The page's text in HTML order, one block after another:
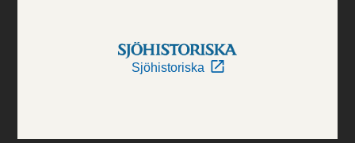
Sjöhistoriska